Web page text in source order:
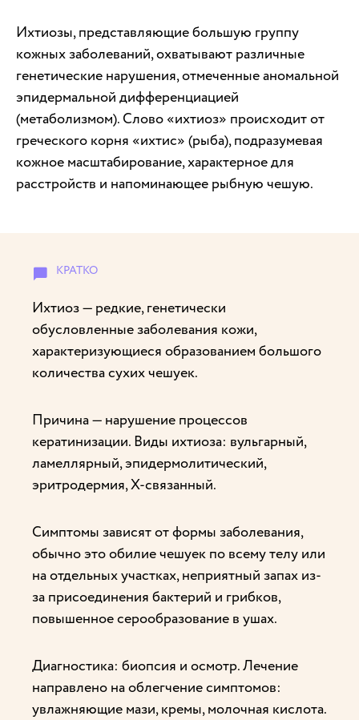
Ихтиозы, представляющие большую группу
кожных заболеваний, охватывают различные
генетические нарушения, отмеченные аномальной
эпидермальной дифференциацией
(метаболизмом). Слово «ихтиоз» происходит от
греческого корня «ихтис» (рыба), подразумевая
кожное масштабирование, характерное для
расстройств и напоминающее рыбную чешую.
Ихтиоз — редкие, генетически
обусловленные заболевания кожи,
характеризующиеся образованием большого
количества сухих чешуек.
Причина — нарушение процессов
кератинизации. Виды ихтиоза: вульгарный,
ламеллярный, эпидермолитический,
эритродермия, Х-связанный.
Симптомы зависят от формы заболевания,
обычно это обилие чешуек по всему телу или
на отдельных участках, неприятный запах из-
за присоединения бактерий и грибков,
повышенное серообразование в ушах.
Диагностика: биопсия и осмотр. Лечение
направлено на облегчение симптомов:
увлажняющие мази, кремы, молочная кислота.